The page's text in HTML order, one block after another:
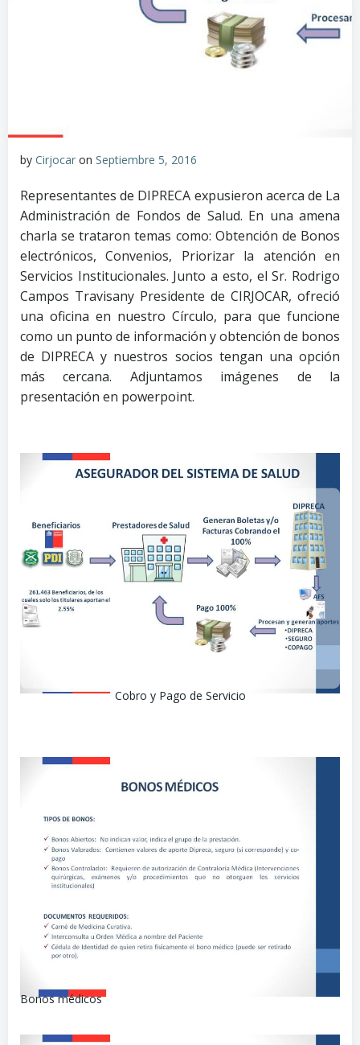
by Cirjocar on Septiembre 5, 2016
Representantes de DIPRECA expusieron acerca de La
Administración de Fondos de Salud. En una amena
charla se trataron temas como: Obtención de Bonos
electrónicos, Convenios, Priorizar la atención en
Servicios Institucionales. Junto a esto, el Sr. Rodrigo
Campos Travisany Presidente de CIRJOCAR, ofreció
una oficina en nuestro Círculo, para que funcione
como un punto de información y obtención de bonos
de DIPRECA y nuestros socios tengan una opción
más cercana. Adjuntamos imágenes de la
presentación en powerpoint.
Cobro y Pago de Servicio
Bonos médicos